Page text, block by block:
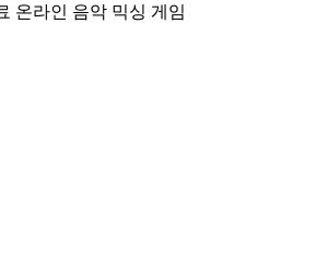
온라인 음악 믹싱 게임